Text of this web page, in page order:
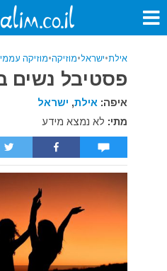
אילת•ישראל•מוזיקה•מוזיקה
פסטיבל נשים
איפה: אילת, ישראל
מתי: לא נמצא מידע